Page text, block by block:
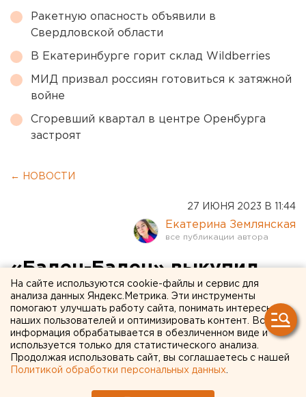
Ракетную опасность объявили в
Свердловской области
В Екатеринбурге горит склад Wildberries
МИД призвал россиян готовиться к затяжной
войне
Сгоревший квартал в центре Оренбурга
застроят
← НОВОСТИ
27 ИЮНЯ 2023 В 11:44
Екатерина Землянская
«Баден-Баден» выкупил
еще один участок рядом со
своей стройкой в
Шарташском лесопарке
Екатеринбурга
На сайте используются cookie-файлы и сервис для
анализа данных Яндекс.Метрика. Эти инструменты
помогают улучшать работу сайта, понимать интересы
наших пользователей и оптимизировать контент. Вся
информация обрабатывается в обезличенном виде и
используется только для статистического анализа.
Продолжая использовать сайт, вы соглашаетесь с нашей
Политикой обработки персональных данных